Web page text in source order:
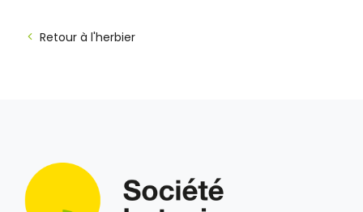
Retour à l'herbier